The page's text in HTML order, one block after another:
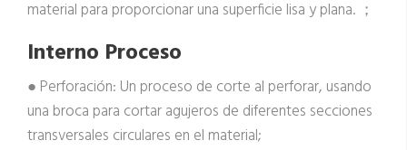
material para proporcionar una superficie lisa y plana. ；
Interno Proceso
● Perforación: Un proceso de corte al perforar, usando
una broca para cortar agujeros de diferentes secciones
transversales circulares en el material;